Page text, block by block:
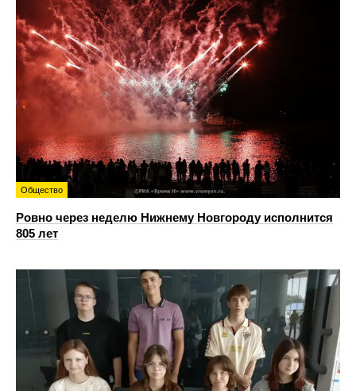
Общество
Ровно через неделю Нижнему Новгороду исполнится
805 лет